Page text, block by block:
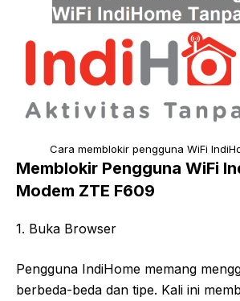
Cara memblokir pengguna WiFi
Memblokir Pengguna WiFi
Modem ZTE F609
1. Buka Browser
Pengguna IndiHome memang
berbeda-beda dan tipe. Kali ini